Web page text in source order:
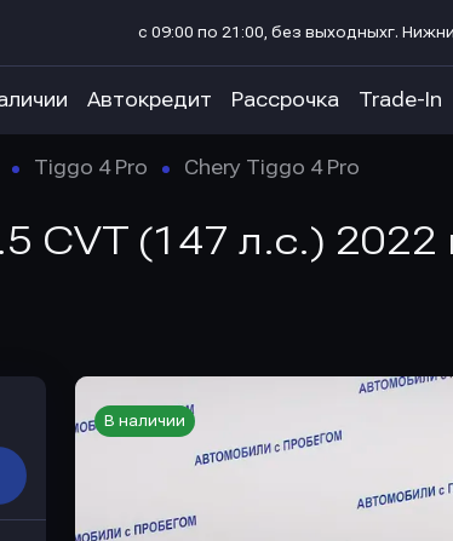
с 09:00 по 21:00, без выходныхг.
Автокредит Рассрочка Trade-In
Tiggo 4 Pro Chery Tiggo 4 Pro
CVT (147 л.с.)
В наличии